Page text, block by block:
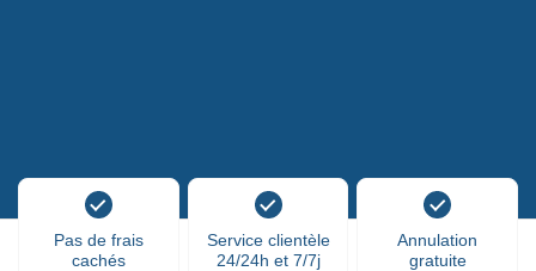
Pas de frais
cachés
Service clientèle
24/24h et 7/7j
Annulation
gratuite